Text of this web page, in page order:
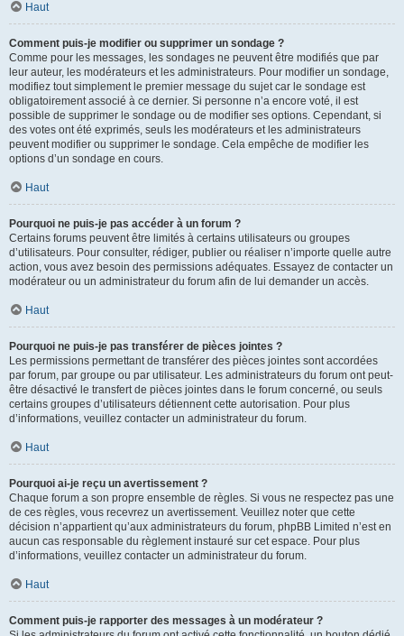
Haut
Comment puis-je modifier ou supprimer un sondage ?
Comme pour les messages, les sondages ne peuvent être modifiés que par
leur auteur, les modérateurs et les administrateurs. Pour modifier un sondage,
modifiez tout simplement le premier message du sujet car le sondage est
obligatoirement associé à ce dernier. Si personne n’a encore voté, il est
possible de supprimer le sondage ou de modifier ses options. Cependant, si
des votes ont été exprimés, seuls les modérateurs et les administrateurs
peuvent modifier ou supprimer le sondage. Cela empêche de modifier les
options d’un sondage en cours.
Haut
Pourquoi ne puis-je pas accéder à un forum ?
Certains forums peuvent être limités à certains utilisateurs ou groupes
d’utilisateurs. Pour consulter, rédiger, publier ou réaliser n’importe quelle autre
action, vous avez besoin des permissions adéquates. Essayez de contacter un
modérateur ou un administrateur du forum afin de lui demander un accès.
Haut
Pourquoi ne puis-je pas transférer de pièces jointes ?
Les permissions permettant de transférer des pièces jointes sont accordées
par forum, par groupe ou par utilisateur. Les administrateurs du forum ont peut-
être désactivé le transfert de pièces jointes dans le forum concerné, ou seuls
certains groupes d’utilisateurs détiennent cette autorisation. Pour plus
d’informations, veuillez contacter un administrateur du forum.
Haut
Pourquoi ai-je reçu un avertissement ?
Chaque forum a son propre ensemble de règles. Si vous ne respectez pas une
de ces règles, vous recevrez un avertissement. Veuillez noter que cette
décision n’appartient qu’aux administrateurs du forum, phpBB Limited n’est en
aucun cas responsable du règlement instauré sur cet espace. Pour plus
d’informations, veuillez contacter un administrateur du forum.
Haut
Comment puis-je rapporter des messages à un modérateur ?